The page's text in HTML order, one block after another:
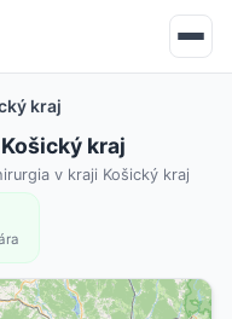
kraj
kraj
v kraji Košický kraj